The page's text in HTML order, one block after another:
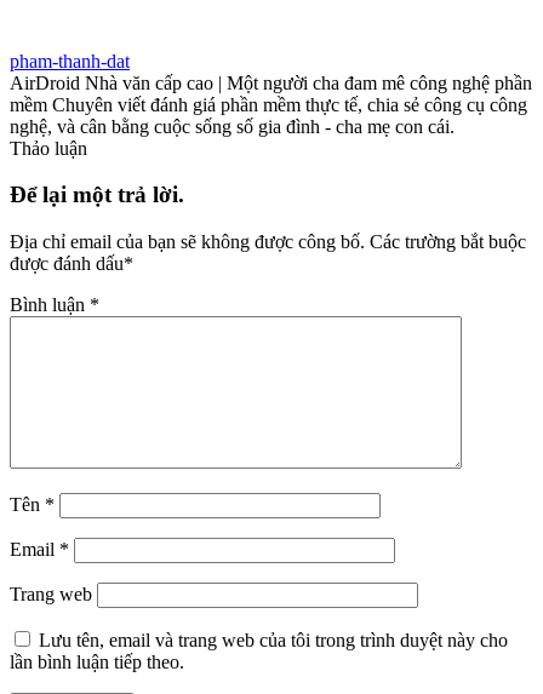
pham-thanh-dat
AirDroid Nhà văn cấp cao | Một người cha đam mê công nghệ phần
mềm Chuyên viết đánh giá phần mềm thực tế, chia sẻ công cụ công
nghệ, và cân bằng cuộc sống số gia đình - cha mẹ con cái.
Thảo luận
Để lại một trả lời.
Địa chỉ email của bạn sẽ không được công bố. Các trường bắt buộc
được đánh dấu*
Bình luận *
Tên *
Email *
Trang web
Lưu tên, email và trang web của tôi trong trình duyệt này cho
lần bình luận tiếp theo.